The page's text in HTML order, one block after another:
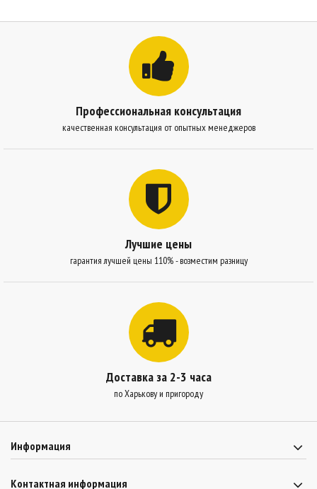
Профессиональная консультация
качественная консультация от опытных менеджеров
Лучшие цены
гарантия лучшей цены 110% - возместим разницу
Доставка за 2-3 часа
по Харькову и пригороду
Информация
Контактная информация